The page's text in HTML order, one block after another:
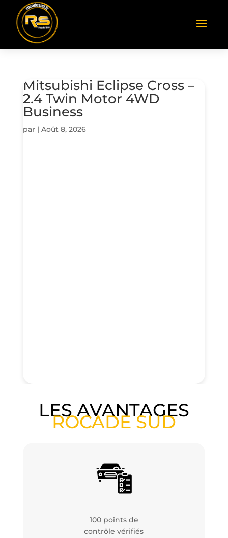
Mitsubishi Eclipse Cross –
2.4 Twin Motor 4WD
Business
par | Août 8, 2026
LES AVANTAGES
ROCADE SUD
100 points de
contrôle vérifiés